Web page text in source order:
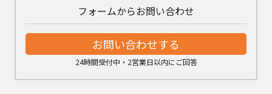
フォームからお問い合わせ
お問い合わせする
24時間受付中・2営業日以内にご回答